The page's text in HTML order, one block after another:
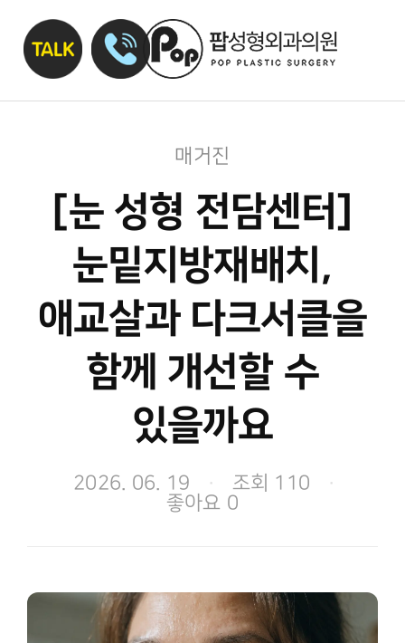
매거진
[눈 성형 전담센터]
눈밑지방재배치,
애교살과 다크서클을
함께 개선할 수
있을까요
2026. 06. 19 · 조회 110
·
좋아요 0